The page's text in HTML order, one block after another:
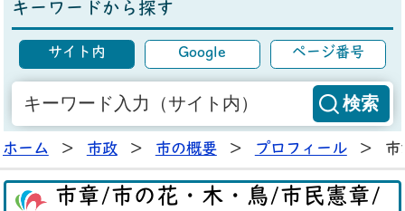
キーワードから探す
サイト内 Google ページ番号
ホーム > 市政 > 市の概要 > プロフィール > 市
市章/市の花・木・鳥/市民憲章/